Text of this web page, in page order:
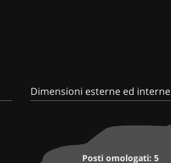
Dimensioni esterne ed interne
Posti omologati: 5